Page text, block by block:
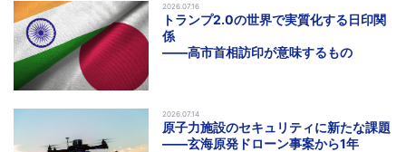
2026.07.16
トランプ2.0の世界で実質化する日印関
係
――高市首相訪印が意味するもの
2026.07.14
原子力施設のセキュリティに新たな課題
――玄海原発ドローン事案から1年